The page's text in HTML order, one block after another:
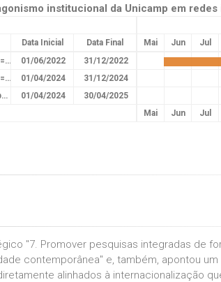
institucional da Unicamp em
Data Inicial
Data Final
Mai
Jun Jul
1.1 Desenvolvimento de parcerias estratégicas 2022 <i class="fa fa-check" style="color:green"></i>
01/06/2022
31/12/2022
3.1 Desenvolvimento de parcerias estratégicas 2024 <i class="fa fa-check" style="color:green"></i>
01/04/2024
31/12/2024
3.2 Constituição de redes de pesquisas temáticas lideradas pela Unicamp 2024 / 25 <i class="fa fa-check" style="color:green"></i>
01/04/2024
30/04/2025
Mai
Jun Jul
"7. Promover pesquisas integradas de
contemporânea" e, também, apontou um
alinhados à internacionalização